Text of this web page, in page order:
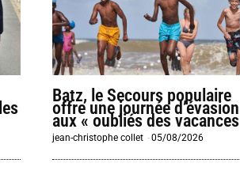
Batz, le Secours populaire
offre une journée d’évasion
aux « oubliés des vacances
jean-christophe collet -05/08/2026